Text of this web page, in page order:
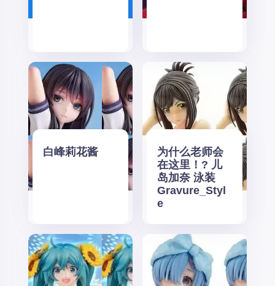
白峰莉花酱
为什么老师会
在这里！? 儿
岛加奈 泳装
Gravure_Styl
e